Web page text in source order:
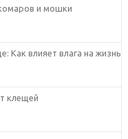
и мошки
Как влияет влага на жизнь
клещей